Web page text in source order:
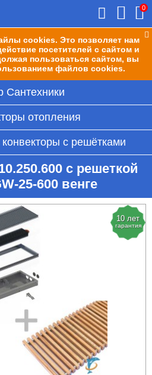
cookies. Это позволяет нам
посетителей с сайтом и
пользоваться сайтом, вы
файлов cookies.
0
Сантехники
отопления
с решётками
с решеткой
25-600 венге
10 лет
гарантия